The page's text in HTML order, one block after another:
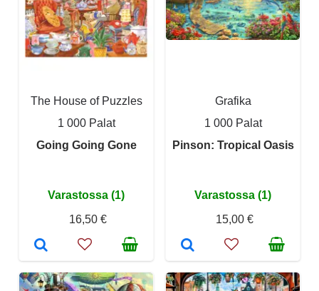
The House of Puzzles
1 000 Palat
Going Going Gone
Varastossa (1)
16,50 €
Grafika
1 000 Palat
Pinson: Tropical Oasis
Varastossa (1)
15,00 €